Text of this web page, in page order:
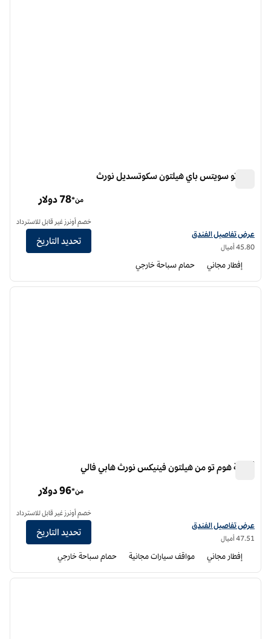
هوم تو سويتس باي هيلتون سكوتسديل نورث
عرض تفاصيل الفندق أجنحة هوم تو من هيلتون سكوتسديل نورث
عرض تفاصيل الفندق
45.80 أميال
من*78 دولار
خصم أونرز غير قابل للاسترداد
تحديد التاريخ
إفطار مجاني حمام سباحة خارجي
1 من 12
الصورة
أجنحة هوم تو من هيلتون فينيكس نورث هابي فالي
عرض تفاصيل الفندق أجنحة هوم تو من هيلتون فينيكس نورث هابي فالي
عرض تفاصيل الفندق
47.51 أميال
من*96 دولار
خصم أونرز غير قابل للاسترداد
تحديد التاريخ
إفطار مجاني مواقف سيارات مجانية حمام سباحة خارجي
1 من 11
الصورة